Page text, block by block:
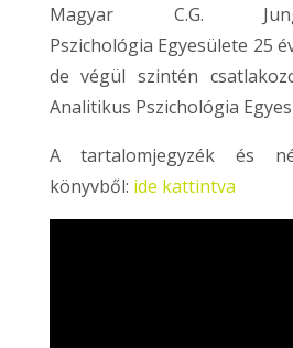
Magyar C.G.
Pszichológia Egyesülete 25
de végül szintén
Analitikus Pszichológia
A tartalomjegyzék és
könyvből: ide kattintva